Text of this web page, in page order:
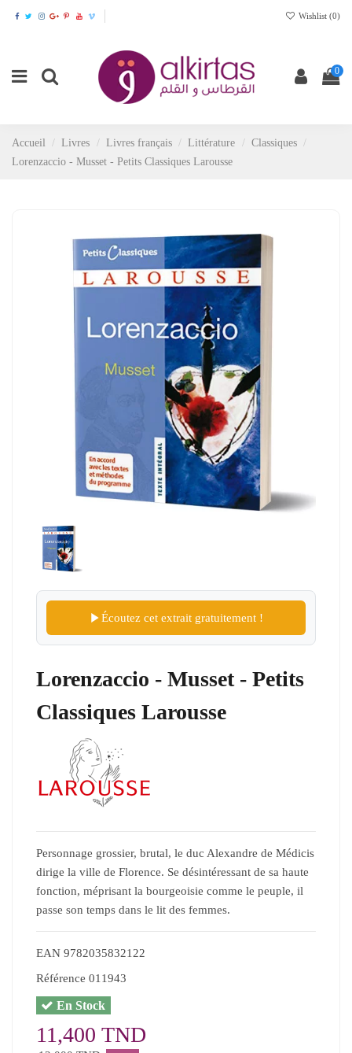
Wishlist (0)
0
Accueil Livres Livres français Littérature
Classiques
Lorenzaccio - Musset - Petits Classiques Larousse
Écoutez cet extrait gratuitement !
Lorenzaccio - Musset - Petits
Classiques Larousse
Personnage grossier, brutal, le duc Alexandre de Médicis
dirige la ville de Florence. Se désintéressant de sa haute
fonction, méprisant la bourgeoisie comme le peuple, il
passe son temps dans le lit des femmes.
EAN 9782035832122
Référence 011943
En Stock
11,400 TND